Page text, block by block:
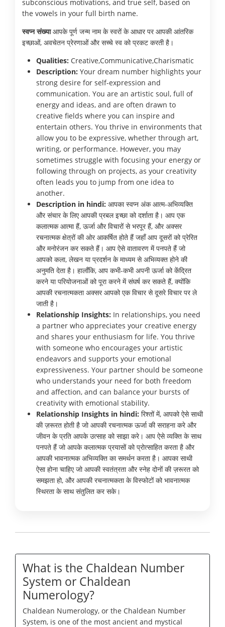
subconscious motivations, and true self, based on
the vowels in your full birth name.
स्वप्न संख्याआपके पूर्ण जन्म नाम के स्वरों के आधार पर आपकी आंतरिक
इच्छाओं, अवचेतन प्रेरणाओं और सच्चे स्व को प्रकट करती है।
Qualities: Creative,Communicative,Charismatic
Description: Your dream number highlights your
strong desire for self-expression and
communication. You are an artistic soul, full of
energy and ideas, and are often drawn to
creative fields where you can inspire and
entertain others. You thrive in environments that
allow you to be expressive, whether through art,
writing, or performance. However, you may
sometimes struggle with focusing your energy or
following through on projects, as your creativity
often leads you to jump from one idea to
another.
Description in hindi: आपका स्वप्न अंक आत्म-अभिव्यक्ति
और संचार के लिए आपकी प्रबल इच्छा को दर्शाता है। आप एक
कलात्मक आत्मा हैं, ऊर्जा और विचारों से भरपूर हैं, और अक्सर
रचनात्मक क्षेत्रों की ओर आकर्षित होते हैं जहाँ आप दूसरों को प्रेरित
और मनोरंजन कर सकते हैं। आप ऐसे वातावरण में पनपते हैं जो
आपको कला, लेखन या प्रदर्शन के माध्यम से अभिव्यक्त होने की
अनुमति देता है। हालाँकि, आप कभी-कभी अपनी ऊर्जा को केंद्रित
करने या परियोजनाओं को पूरा करने में संघर्ष कर सकते हैं, क्योंकि
आपकी रचनात्मकता अक्सर आपको एक विचार से दूसरे विचार पर ले
जाती है।
Relationship Insights: In relationships, you need
a partner who appreciates your creative energy
and shares your enthusiasm for life. You thrive
with someone who encourages your artistic
endeavors and supports your emotional
expressiveness. Your partner should be someone
who understands your need for both freedom
and affection, and can balance your bursts of
creativity with emotional stability.
Relationship Insights in hindi: रिश्तों में, आपको ऐसे साथी
की ज़रूरत होती है जो आपकी रचनात्मक ऊर्जा की सराहना करे और
जीवन के प्रति आपके उत्साह को साझा करे। आप ऐसे व्यक्ति के साथ
पनपते हैं जो आपके कलात्मक प्रयासों को प्रोत्साहित करता है और
आपकी भावनात्मक अभिव्यक्ति का समर्थन करता है। आपका साथी
ऐसा होना चाहिए जो आपकी स्वतंत्रता और स्नेह दोनों की ज़रूरत को
समझता हो, और आपकी रचनात्मकता के विस्फोटों को भावनात्मक
स्थिरता के साथ संतुलित कर सके।
What is the Chaldean Number
System or Chaldean
Numerology?
Chaldean Numerology, or the Chaldean Number
System, is one of the most ancient and mystical